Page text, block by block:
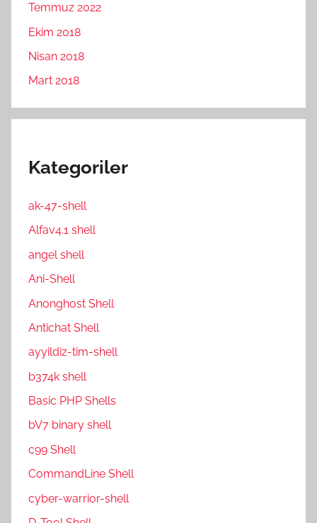
Temmuz 2022
Ekim 2018
Nisan 2018
Mart 2018
Kategoriler
ak-47-shell
Alfav4.1 shell
angel shell
Ani-Shell
Anonghost Shell
Antichat Shell
ayyildiz-tim-shell
b374k shell
Basic PHP Shells
bV7 binary shell
c99 Shell
CommandLine Shell
cyber-warrior-shell